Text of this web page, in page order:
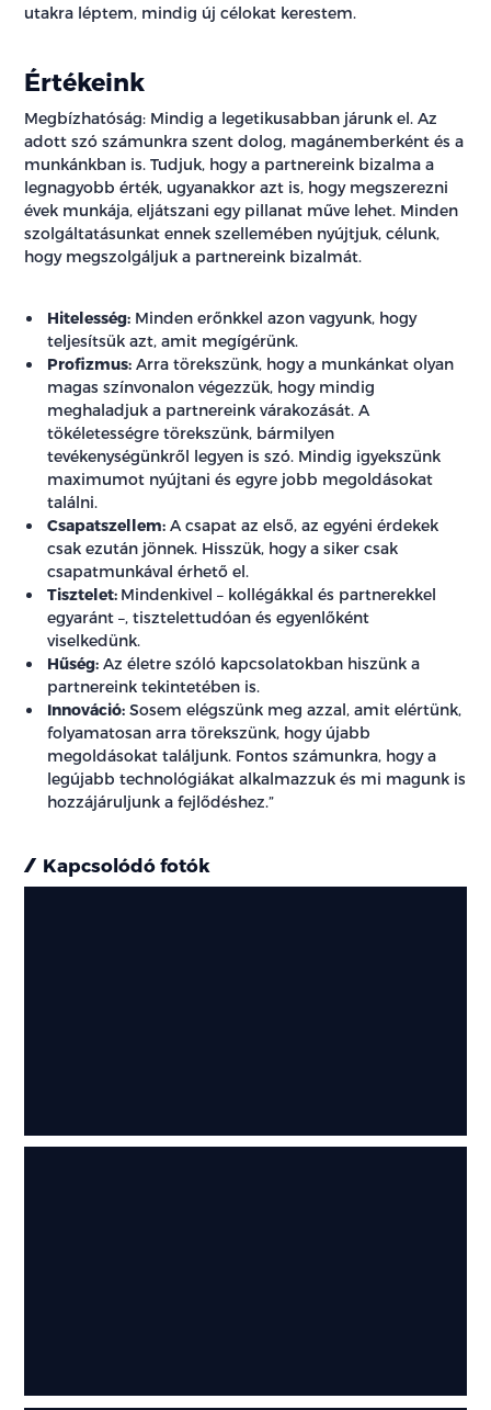
utakra léptem, mindig új célokat kerestem.
Értékeink
Megbízhatóság: Mindig a legetikusabban járunk el. Az
adott szó számunkra szent dolog, magánemberként és a
munkánkban is. Tudjuk, hogy a partnereink bizalma a
legnagyobb érték, ugyanakkor azt is, hogy megszerezni
évek munkája, eljátszani egy pillanat műve lehet. Minden
szolgáltatásunkat ennek szellemében nyújtjuk, célunk,
hogy megszolgáljuk a partnereink bizalmát.
Hitelesség: Minden erőnkkel azon vagyunk, hogy
teljesítsük azt, amit megígérünk.
Profizmus: Arra törekszünk, hogy a munkánkat olyan
magas színvonalon végezzük, hogy mindig
meghaladjuk a partnereink várakozását. A
tökéletességre törekszünk, bármilyen
tevékenységünkről legyen is szó. Mindig igyekszünk
maximumot nyújtani és egyre jobb megoldásokat
találni.
Csapatszellem: A csapat az első, az egyéni érdekek
csak ezután jönnek. Hisszük, hogy a siker csak
csapatmunkával érhető el.
Tisztelet: Mindenkivel – kollégákkal és partnerekkel
egyaránt –, tisztelettudóan és egyenlőként
viselkedünk.
Hűség: Az életre szóló kapcsolatokban hiszünk a
partnereink tekintetében is.
Innováció: Sosem elégszünk meg azzal, amit elértünk,
folyamatosan arra törekszünk, hogy újabb
megoldásokat találjunk. Fontos számunkra, hogy a
legújabb technológiákat alkalmazzuk és mi magunk is
hozzájáruljunk a fejlődéshez.”
Kapcsolódó fotók